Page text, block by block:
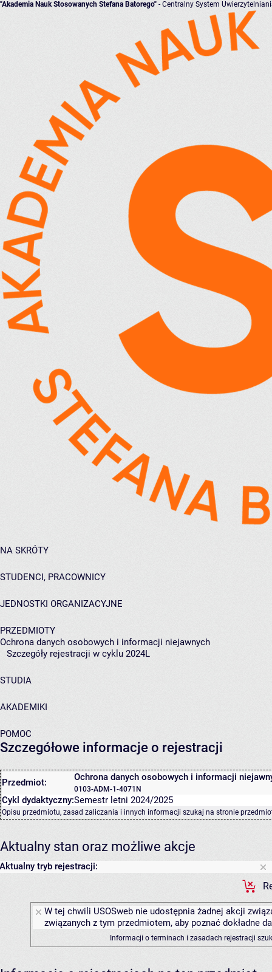
"Akademia Nauk Stosowanych Stefana Batorego" - Centralny System
NA SKRÓTY
STUDENCI, PRACOWNICY
JEDNOSTKI ORGANIZACYJNE
PRZEDMIOTY
Ochrona danych osobowych i informacji niejawnych
Szczegóły rejestracji w cyklu 2024L
STUDIA
AKADEMIKI
POMOC
Szczegółowe informacje o rejestracji
Przedmiot: Ochrona danych osobowych i informacji
0103-ADM-1-4071N
Cykl dydaktyczny:Semestr letni 2024/2025
Opisu przedmiotu, zasad zaliczania i innych informacji szukaj na stronie
Aktualny stan oraz możliwe akcje
Aktualny tryb rejestracji:
W tej chwili USOSweb nie udostępnia żadnej akcji
związanych z tym przedmiotem, aby poznać dokładne
Informacji o terminach i zasadach rejestracji